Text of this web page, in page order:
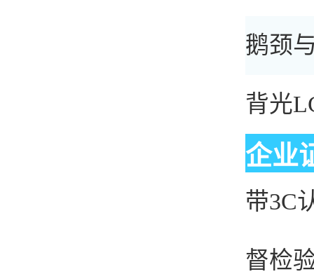
鹅颈
背光
企业
带3C
督检